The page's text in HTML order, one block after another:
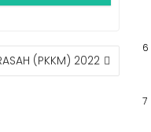
(PKKM) 2022
6
7